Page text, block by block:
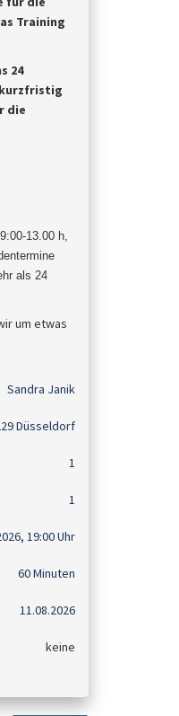
Training
24
kurzfristig
die
13.00 h,
als 24
um etwas
Sandra Janik
Düsseldorf
1
1
19:00 Uhr
60 Minuten
11.08.2026
keine